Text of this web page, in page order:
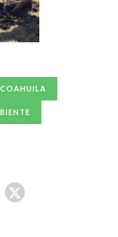
COAHUILA